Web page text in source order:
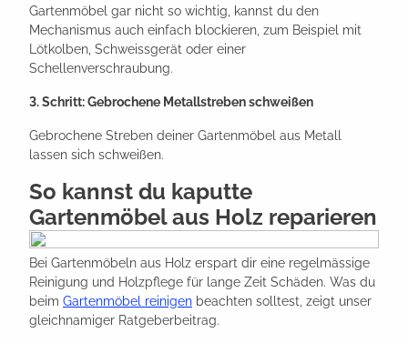
Gartenmöbel gar nicht so wichtig, kannst du den
Mechanismus auch einfach blockieren, zum Beispiel mit
Lötkolben, Schweissgerät oder einer
Schellenverschraubung.
3. Schritt: Gebrochene Metallstreben schweißen
Gebrochene Streben deiner Gartenmöbel aus Metall
lassen sich schweißen.
So kannst du kaputte
Gartenmöbel aus Holz reparieren
Bei Gartenmöbeln aus Holz erspart dir eine regelmässige
Reinigung und Holzpflege für lange Zeit Schäden. Was du
beim Gartenmöbel reinigen beachten solltest, zeigt unser
gleichnamiger Ratgeberbeitrag.